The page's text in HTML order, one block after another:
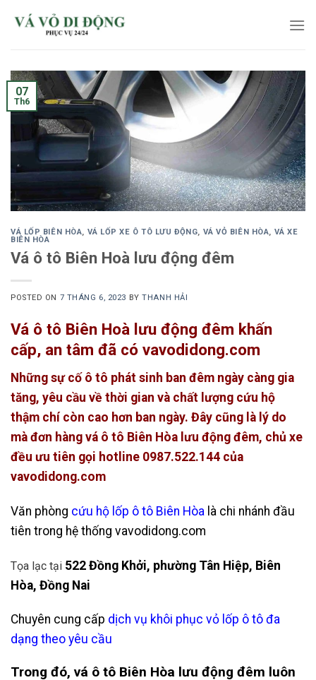
07
Th6
VÁ LỐP BIÊN HÒA, VÁ LỐP XE Ô TÔ LƯU ĐỘNG, VÁ VỎ BIÊN HÒA, VÁ XE
BIÊN HÒA
Vá ô tô Biên Hoà lưu động đêm
POSTED ON 7 THÁNG 6, 2023 BYTHANH HẢI
Vá ô tô Biên Hoà lưu động đêm khấn
cấp, an tâm đã có vavodidong.com
Những sự cố ô tô phát sinh ban đêm ngày càng gia
tăng, yêu cầu về thời gian và chất lượng cứu hộ
thậm chí còn cao hơn ban ngày. Đây cũng là lý do
mà đơn hàng vá ô tô Biên Hòa lưu động đêm, chủ xe
đều ưu tiên gọi hotline 0987.522.144 của
vavodidong.com
Văn phòng cứu hộ lốp ô tô Biên Hòa là chi nhánh đầu
tiên trong hệ thống vavodidong.com
Tọa lạc tại 522 Đồng Khởi, phường Tân Hiệp, Biên
Hòa, Đồng Nai
Chuyên cung cấp dịch vụ khôi phục vỏ lốp ô tô đa
dạng theo yêu cầu
Trong đó, vá ô tô Biên Hòa lưu động đêm luôn